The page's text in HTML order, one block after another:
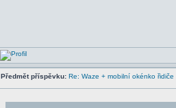
Předmět příspěvku: Re: Waze + mobilní okénko řidiče